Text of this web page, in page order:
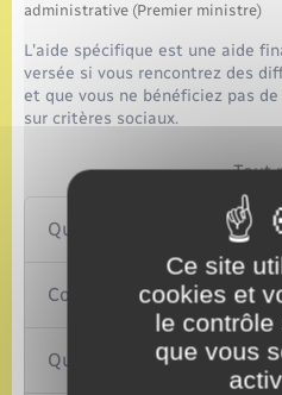
administrative (Premier ministre)
L'aide spécifique est une aide
versée si vous rencontrez des
et que vous ne bénéficiez pas
sur critères sociaux.
Tout
Qui est concerné ?
Comment en faire le
Quel est le montant de
Ce site
cookies et
le contrôle
que vous